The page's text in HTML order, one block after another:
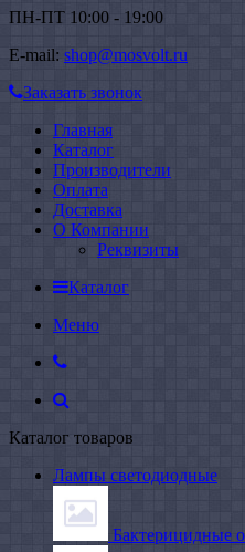
ПН-ПТ 10:00 - 19:00
E-mail: shop@mosvolt.ru
Заказать звонок
Главная
Каталог
Производители
Оплата
Доставка
О Компании
Реквизиты
Каталог
Меню
Каталог товаров
Лампы светодиодные
Бактерицидные